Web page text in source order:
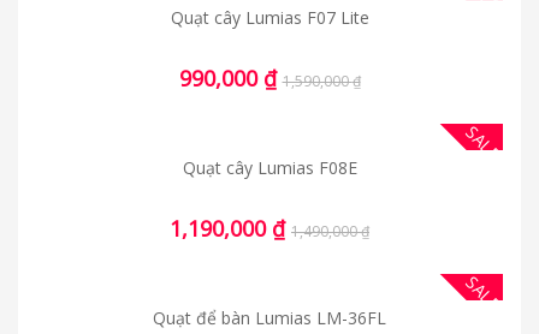
Quạt cây Lumias F07 Lite
990,000 ₫ 1,590,000₫
SALE
Quạt cây Lumias F08E
1,190,000 ₫ 1,490,000₫
SALE
Quạt để bàn Lumias LM-36FL